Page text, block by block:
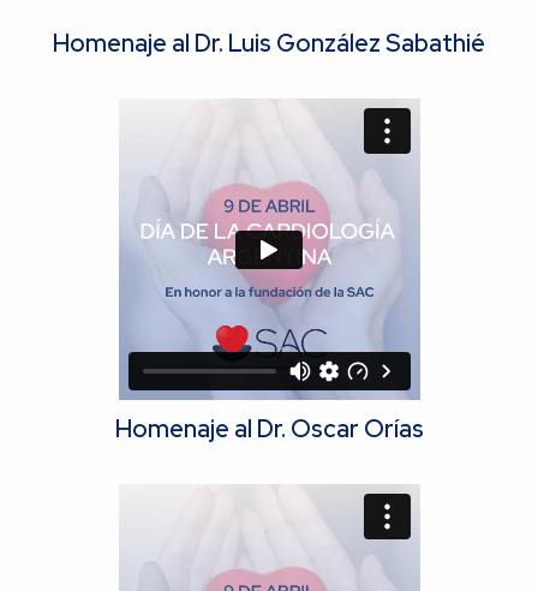
Homenaje al Dr. Luis González Sabathié
Homenaje al Dr. Oscar Orías